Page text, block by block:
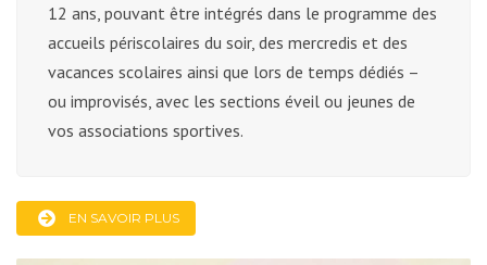
12 ans, pouvant être intégrés dans le programme des
accueils périscolaires du soir, des mercredis et des
vacances scolaires ainsi que lors de temps dédiés –
ou improvisés, avec les sections éveil ou jeunes de
vos associations sportives.
EN SAVOIR PLUS